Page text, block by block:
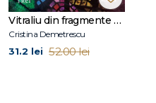
Vitraliu din fragmente de fantomă
Cristina Demetrescu
31.2 lei 52.00 lei